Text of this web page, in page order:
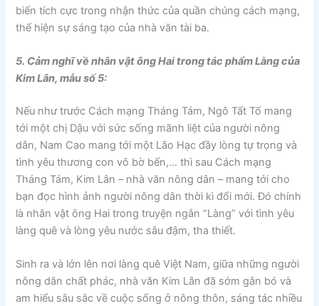
biến tích cực trong nhận thức của quần chúng cách mạng,
thể hiện sự sáng tạo của nhà văn tài ba.
5. Cảm nghĩ về nhân vật ông Hai trong tác phẩm Làng của
Kim Lân, mẫu số 5:
Nếu như trước Cách mạng Tháng Tám, Ngô Tất Tố mang
tới một chị Dậu với sức sống mãnh liệt của người nông
dân, Nam Cao mang tới một Lão Hạc đầy lòng tự trọng và
tình yêu thương con vô bờ bến,… thì sau Cách mạng
Tháng Tám, Kim Lân – nhà văn nông dân – mang tới cho
bạn đọc hình ảnh người nông dân thời kì đổi mới. Đó chính
là nhân vật ông Hai trong truyện ngắn “Làng” với tình yêu
làng quê và lòng yêu nước sâu đậm, tha thiết.
Sinh ra và lớn lên nơi làng quê Việt Nam, giữa những người
nông dân chất phác, nhà văn Kim Lân đã sớm gắn bó và
am hiểu sâu sắc về cuộc sống ở nông thôn, sáng tác nhiều